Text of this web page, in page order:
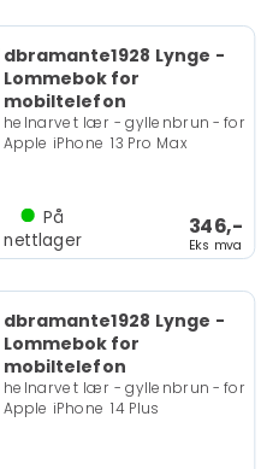
dbramante1928 Lynge -
Lommebok for
mobiltelefon
helnarvet lær - gyllenbrun - for
Apple iPhone 13 Pro Max
346,-
Eks mva
På
nettlager
dbramante1928 Lynge -
Lommebok for
mobiltelefon
helnarvet lær - gyllenbrun - for
Apple iPhone 14 Plus